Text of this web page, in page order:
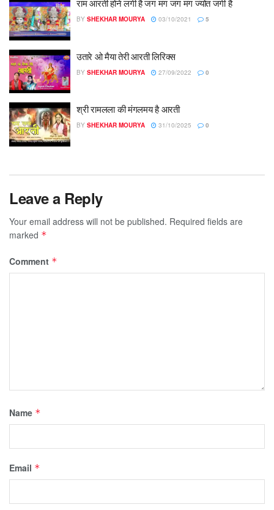
राम आरती होने लगी है जग मग जग मग ज्योत जगी है
BY SHEKHAR MOURYA 03/10/2021 5
उतारे ओ मैया तेरी आरती लिरिक्स
BY SHEKHAR MOURYA 27/09/2022 0
श्री रामलला की मंगलमय है आरती
BY SHEKHAR MOURYA 31/10/2025 0
Leave a Reply
Your email address will not be published. Required fields are
marked *
Comment *
Name *
Email *